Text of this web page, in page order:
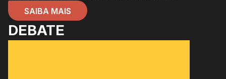
SAIBA MAIS
DEBATE